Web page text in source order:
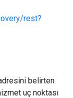
rest?
belirten
uç noktası